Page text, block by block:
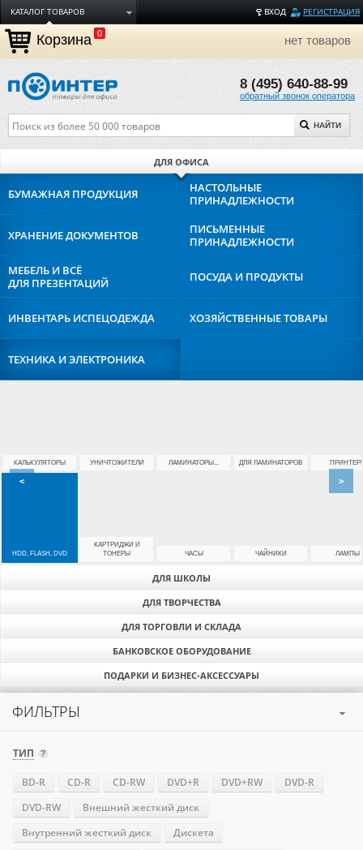
ВХОД РЕГИСТРАЦИЯ
КАТАЛОГ ТОВАРОВ
ДОСТАВКА
ОПЛАТА
ТОРГОВЫЕ МАРКИ
О КОМПАНИИ
Корзина 0 нет товаров
8 (495) 640-88-99
обратный звонок оператора
НАЙТИ
ДЛЯ ОФИСА
ДЛЯ ШКОЛЫ
ДЛЯ ТВОРЧЕСТВА
ДЛЯ ТОРГОВЛИ И СКЛАДА
БАНКОВСКОЕ ОБОРУДОВАНИЕ
ПОДАРКИ И БИЗНЕС-АКСЕССУАРЫ
БУМАЖНАЯ ПРОДУКЦИЯ
НАСТОЛЬНЫЕ
ПРИНАДЛЕЖНОСТИ
ХРАНЕНИЕДОКУМЕНТОВ
ПИСЬМЕННЫЕ
ПРИНАДЛЕЖНОСТИ
МЕБЕЛЬ И ВСЁ
ДЛЯ ПРЕЗЕНТАЦИЙ
ПОСУДА И ПРОДУКТЫ
ИНВЕНТАРЬ ИСПЕЦОДЕЖДА ХОЗЯЙСТВЕННЫЕТОВАРЫ
ТЕХНИКА ИЭЛЕКТРОНИКА
КАЛЬКУЛЯТОРЫ УНИЧТОЖИТЕЛИ ЛАМИНАТОРЫ... ДЛЯ ЛАМИНАТОРОВ
HDD, FLASH, DVD
КАРТРИДЖИ И
ТОНЕРЫ
ЧАСЫ ЧАЙНИКИ ЛАМПЫ
< >
ФИЛЬТРЫ
ТИП
BD-R CD-R CD-RW DVD+R DVD+RW
DVD-R
DVD-RW
Внешний жесткий диск
Внутренний жесткий диск
Дискета